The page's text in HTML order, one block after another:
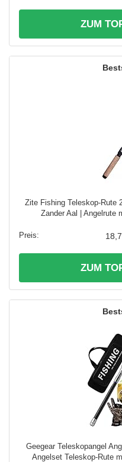
ZUM
Zite Fishing Teleskop-Rute
Zander Aal | Angelrute
ZUM
Geegear Teleskopangel
Angelset Teleskop-Rute